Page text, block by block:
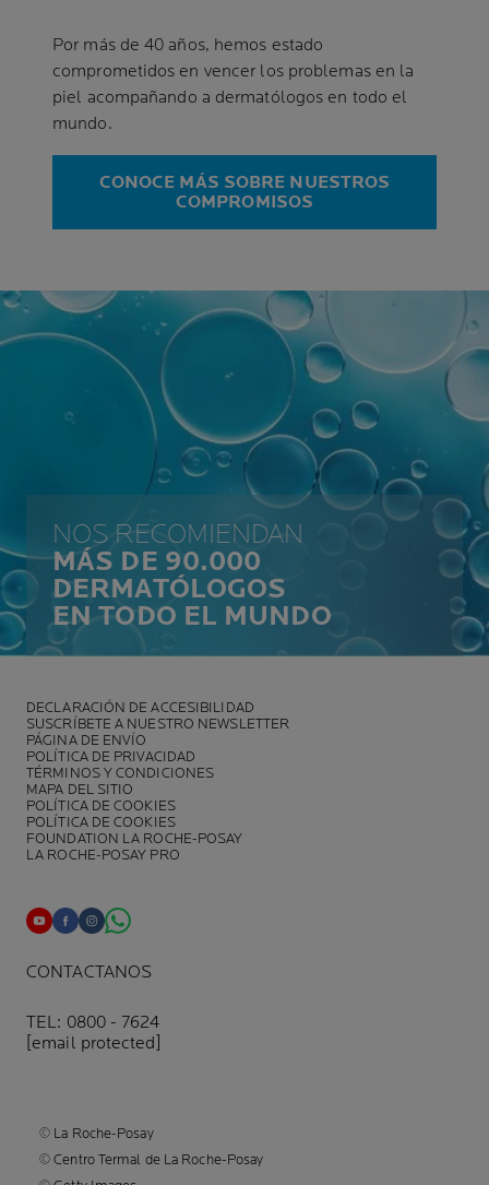
Por más de 40 años, hemos estado
comprometidos en vencer los problemas en la
piel acompañando a dermatólogos en todo el
mundo.
CONOCE MÁS SOBRE NUESTROS
COMPROMISOS
NOS RECOMIENDAN
MÁS DE 90.000
DERMATÓLOGOS
EN TODO EL MUNDO
DECLARACIÓN DE ACCESIBILIDAD
SUSCRÍBETE A NUESTRO NEWSLETTER
PÁGINA DE ENVÍO
POLÍTICA DE PRIVACIDAD
TÉRMINOS Y CONDICIONES
MAPA DEL SITIO
POLÍTICA DE COOKIES
POLÍTICA DE COOKIES
FOUNDATION LA ROCHE-POSAY
LA ROCHE-POSAY PRO
CONTACTANOS
TEL: 0800 - 7624
[email protected]
© La Roche-Posay
© Centro Termal de La Roche-Posay